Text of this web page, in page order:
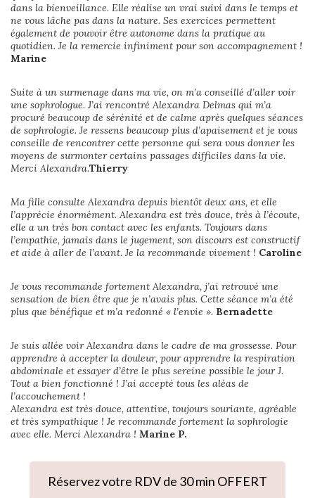
dans la bienveillance. Elle réalise un vrai suivi dans le temps et
ne vous lâche pas dans la nature. Ses exercices permettent
également de pouvoir être autonome dans la pratique au
quotidien. Je la remercie infiniment pour son accompagnement !
Marine
Suite à un surmenage dans ma vie, on m’a conseillé d’aller voir
une sophrologue. J’ai rencontré Alexandra Delmas qui m’a
procuré beaucoup de sérénité et de calme après quelques séances
de sophrologie. Je ressens beaucoup plus d’apaisement et je vous
conseille de rencontrer cette personne qui sera vous donner les
moyens de surmonter certains passages difficiles dans la vie.
Merci Alexandra.Thierry
Ma fille consulte Alexandra depuis bientôt deux ans, et elle
l’apprécie énormément. Alexandra est très douce, très à l’écoute,
elle a un très bon contact avec les enfants. Toujours dans
l’empathie, jamais dans le jugement, son discours est constructif
et aide à aller de l’avant. Je la recommande vivement ! Caroline
Je vous recommande fortement Alexandra, j’ai retrouvé une
sensation de bien être que je n’avais plus. Cette séance m’a été
plus que bénéfique et m’a redonné « l’envie ». Bernadette
Je suis allée voir Alexandra dans le cadre de ma grossesse. Pour
apprendre à accepter la douleur, pour apprendre la respiration
abdominale et essayer d’être le plus sereine possible le jour J.
Tout a bien fonctionné ! J’ai accepté tous les aléas de
l’accouchement !
Alexandra est très douce, attentive, toujours souriante, agréable
et très sympathique ! Je recommande fortement la sophrologie
avec elle. Merci Alexandra ! Marine P.
Réservez votre RDV de 30 min OFFERT